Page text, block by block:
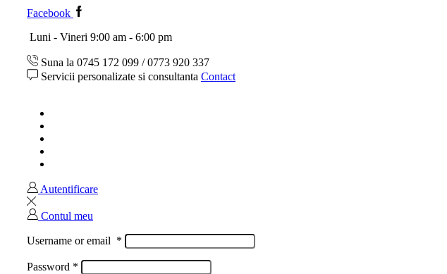
Facebook
Luni - Vineri 9:00 am - 6:00 pm
Suna la 0745 172 099 / 0773 920 337
Servicii personalizate si consultanta Contact
Autentificare
Contul meu
Username or email *
Password *